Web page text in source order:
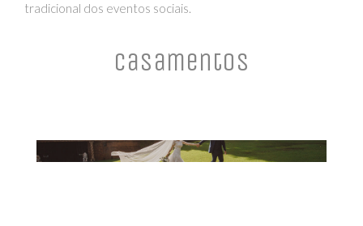
tradicional dos eventos sociais.
Casamentos